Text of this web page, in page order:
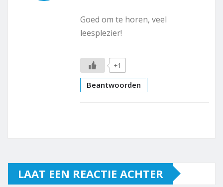
Goed om te horen, veel
leesplezier!
+1
Beantwoorden
LAAT EEN REACTIE ACHTER